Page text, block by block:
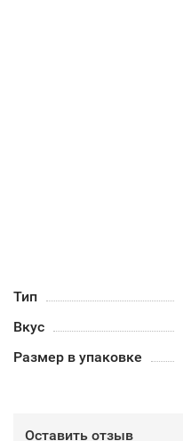
Тип
Вкус
Размер в упаковке
Оставить отзыв